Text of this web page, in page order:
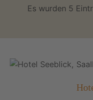
Es wurden 5